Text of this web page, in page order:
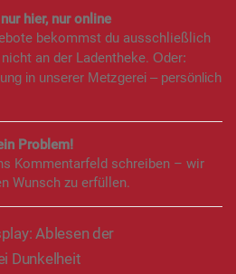
hier, nur online
bekommst du ausschließlich
an der Ladentheke. Oder:
in unserer Metzgerei – persönlich
Problem!
Kommentarfeld schreiben – wir
Wunsch zu erfüllen.
Ablesen der
Dunkelheit